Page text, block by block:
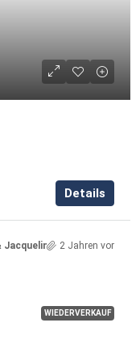
Details
Jacqueline 2 Jahren vor
WIEDERVERKAUF